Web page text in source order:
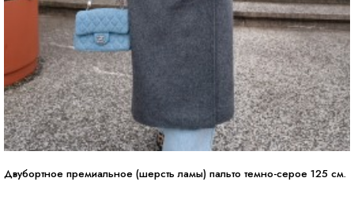
Двубортное премиальное (шерсть ламы) пальто темно-серое 125 см.